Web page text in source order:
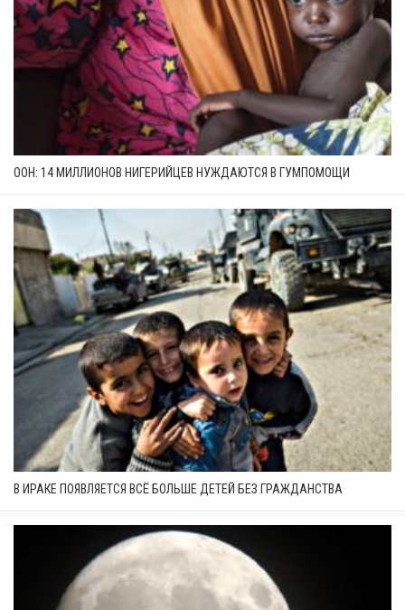
ООН: 14 МИЛЛИОНОВ НИГЕРИЙЦЕВ НУЖДАЮТСЯ В ГУМПОМОЩИ
В ИРАКЕ ПОЯВЛЯЕТСЯ ВСЁ БОЛЬШЕ ДЕТЕЙ БЕЗ ГРАЖДАНСТВА